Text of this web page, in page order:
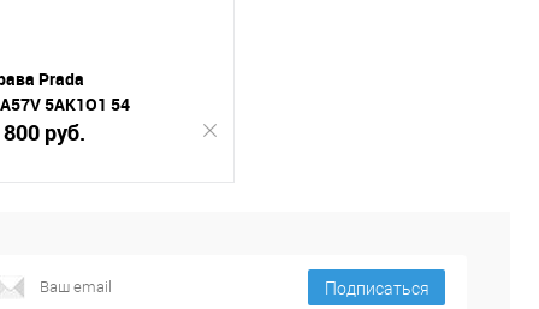
Prada
5AK1O1 54
руб.
К
Подписаться